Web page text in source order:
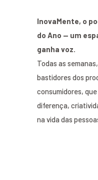
InovaMente, o
do Ano — um
ganha voz.
Todas as
bastidores dos
consumidores,
diferença,
na vida das